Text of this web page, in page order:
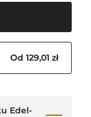
Od 129,01 zł
Edel-